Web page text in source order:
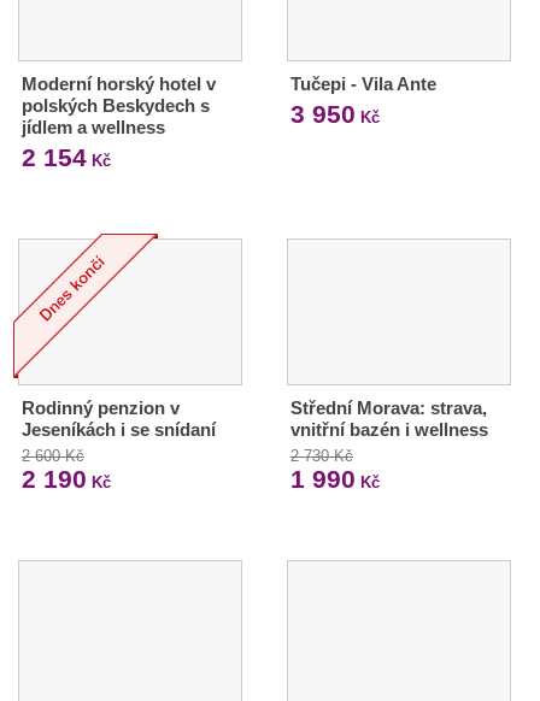
Moderní horský hotel v
polských Beskydech s
jídlem a wellness
2 154 Kč
Tučepi - Vila Ante
3 950 Kč
Rodinný penzion v
Jeseníkách i se snídaní
2 600 Kč
2 190 Kč
Střední Morava: strava,
vnitřní bazén i wellness
2 730 Kč
1 990 Kč